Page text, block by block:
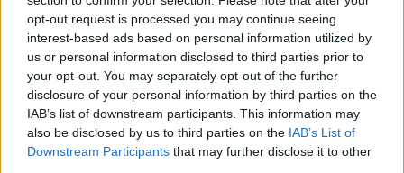
opt-out request is processed you may continue seeing
interest-based ads based on personal information utilized by
us or personal information disclosed to third parties prior to
your opt-out. You may separately opt-out of the further
disclosure of your personal information by third parties on the
IAB’s list of downstream participants. This information may
also be disclosed by us to third parties on the IAB’s List of
Downstream Participants that may further disclose it to other
– fogalmazott Gulácsi Péter, majd így folytatta.
- Nem titok, hogy jól érzem magam Lipcsében,
ahogyan a családom is. A klubnál megbecsülnek,
fontos szerepem van. A nyáron már harmincöt éves
leszek, toronymagasan én vagyok a legidősebb a
csapatban, így előbb-utóbb kapusposzton is